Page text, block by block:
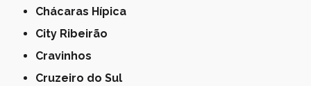
Chácaras Hípica
City Ribeirão
Cravinhos
Cruzeiro do Sul